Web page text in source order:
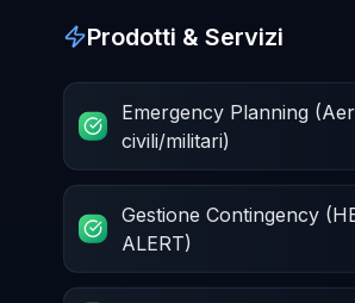
Prodotti & Servizi
Emergency Planning
civili/militari)
Gestione Contingency
ALERT)